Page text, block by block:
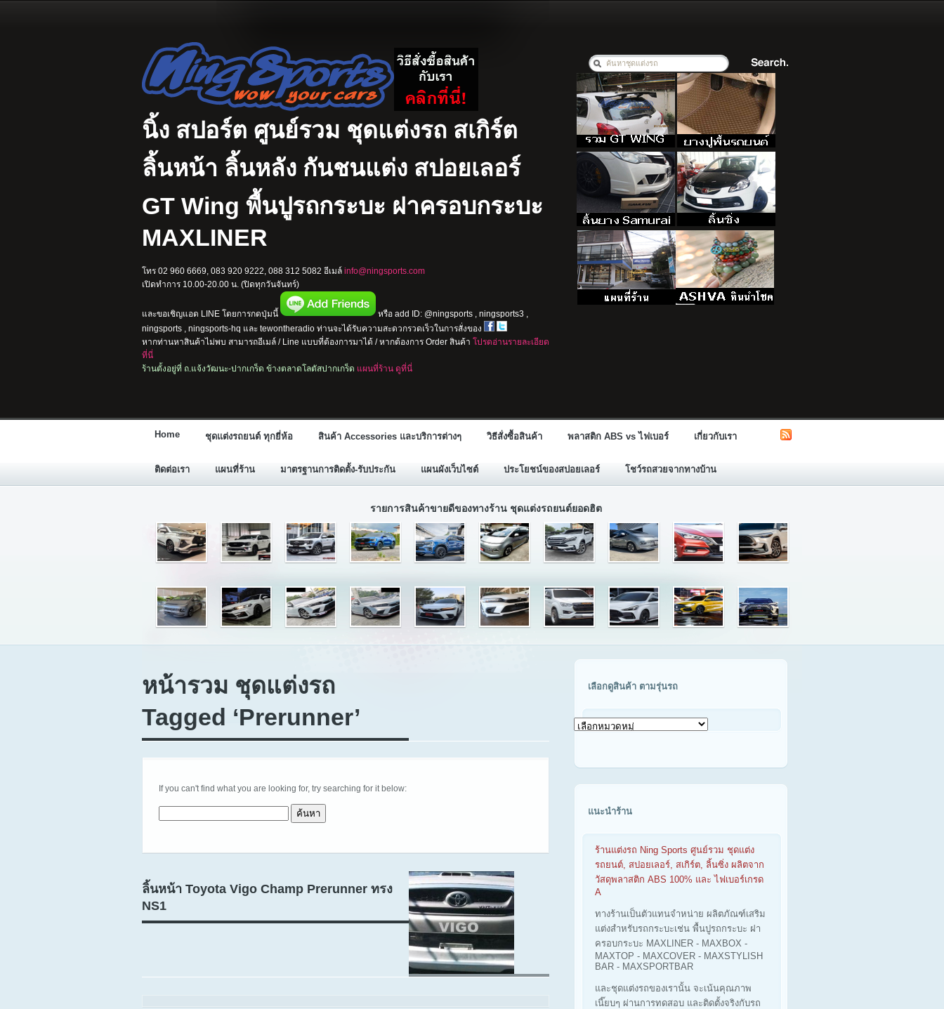
นิ้ง สปอร์ต ศูนย์รวม ชุดแต่งรถ สเกิร์ต
ลิ้นหน้า ลิ้นหลัง กันชนแต่ง สปอยเลอร์
GT Wing พื้นปูรถกระบะ ฝาครอบกระบะ
MAXLINER
โทร 02 960 6669, 083 920 9222, 088 312 5082 อีเมล์ info@ningsports.com
เปิดทำการ 10.00-20.00 น. (ปิดทุกวันจันทร์)
และขอเชิญแอด LINE โดยการกดปุ่มนี้
หรือ add ID: @ningsports , ningsports3 ,
ningsports , ningsports-hq และ tewontheradio ท่านจะได้รับความสะดวกรวดเร็วในการสั่งของ
หากท่านหาสินค้าไม่พบ สามารถอีเมล์ / Line แบบที่ต้องการมาได้ / หากต้องการ Order สินค้า โปรดอ่านรายละเอียด
ที่นี่
ร้านตั้งอยู่ที่ ถ.แจ้งวัฒนะ-ปากเกร็ด ข้างตลาดโลตัสปากเกร็ด แผนที่ร้าน ดูที่นี่
Home ชุดแต่งรถยนต์ ทุกยี่ห้อ สินค้า Accessories และบริการต่างๆ วิธีสั่งซื้อสินค้า พลาสติก ABS vs ไฟเบอร์ เกี่ยวกับเรา
ติดต่อเรา แผนที่ร้าน มาตรฐานการติดตั้ง-รับประกัน แผนผังเว็บไซต์ ประโยชน์ของสปอยเลอร์ โชว์รถสวยจากทางบ้าน
รายการสินค้าขายดีของทางร้าน ชุดแต่งรถยนต์ยอดฮิต
หน้ารวม ชุดแต่งรถ
Tagged ‘Prerunner’
If you can't find what you are looking for, try searching for it below:
ลิ้นหน้า Toyota Vigo Champ Prerunner ทรง
NS1
เลือกดูสินค้า ตามรุ่นรถ
เลือก
รถ
แนะนำร้าน
ร้านแต่งรถ Ning Sports ศูนย์รวม ชุดแต่ง
รถยนต์, สปอยเลอร์, สเกิร์ต, ลิ้นซิ่ง ผลิตจาก
วัสดุพลาสติก ABS 100% และ ไฟเบอร์เกรด
A
ทางร้านเป็นตัวแทนจำหน่าย ผลิตภัณฑ์เสริม
แต่งสำหรับรถกระบะเช่น พื้นปูรถกระบะ ฝา
ครอบกระบะ MAXLINER - MAXBOX -
MAXTOP - MAXCOVER - MAXSTYLISH
BAR - MAXSPORTBAR
และชุดแต่งรถของเรานั้น จะเน้นคุณภาพ
เนี๊ยบๆ ผ่านการทดสอบ และติดตั้งจริงกับรถ